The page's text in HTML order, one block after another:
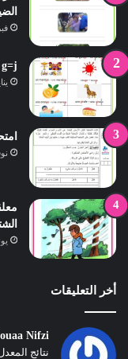
g=j
يناير
أخر التعليقات
Nifzi
نتائج